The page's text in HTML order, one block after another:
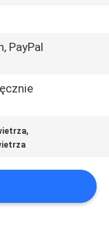
PayPal
,